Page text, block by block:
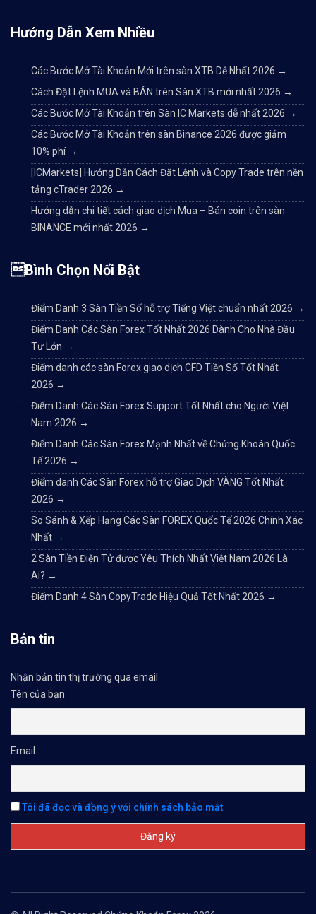
Hướng Dẫn Xem Nhiều
Các Bước Mở Tài Khoản Mới trên sàn XTB Dễ Nhất 2026 →
Cách Đặt Lệnh MUA và BÁN trên Sàn XTB mới nhất 2026 →
Các Bước Mở Tài Khoản trên Sàn IC Markets dễ nhất 2026 →
Các Bước Mở Tài Khoản trên sàn Binance 2026 được giảm
10% phí →
[ICMarkets] Hướng Dẫn Cách Đặt Lệnh và Copy Trade trên nền
tảng cTrader 2026 →
Hướng dẫn chi tiết cách giao dịch Mua – Bán coin trên sàn
BINANCE mới nhất 2026 →
Bình Chọn Nổi Bật
Điểm Danh 3 Sàn Tiền Số hỗ trợ Tiếng Việt chuẩn nhất 2026 →
Điểm Danh Các Sàn Forex Tốt Nhất 2026 Dành Cho Nhà Đầu
Tư Lớn →
Điểm danh các sàn Forex giao dịch CFD Tiền Số Tốt Nhất
2026 →
Điểm Danh Các Sàn Forex Support Tốt Nhất cho Người Việt
Nam 2026 →
Điểm Danh Các Sàn Forex Mạnh Nhất về Chứng Khoán Quốc
Tế 2026 →
Điểm danh Các Sàn Forex hỗ trợ Giao Dịch VÀNG Tốt Nhất
2026 →
So Sánh & Xếp Hạng Các Sàn FOREX Quốc Tế 2026 Chính Xác
Nhất →
2 Sàn Tiền Điện Tử được Yêu Thích Nhất Việt Nam 2026 Là
Ai? →
Điểm Danh 4 Sàn CopyTrade Hiệu Quả Tốt Nhất 2026 →
Bản tin
Nhận bản tin thị trường qua email
Tên của bạn
Email
Tôi đã đọc và đồng ý với chính sách bảo mật